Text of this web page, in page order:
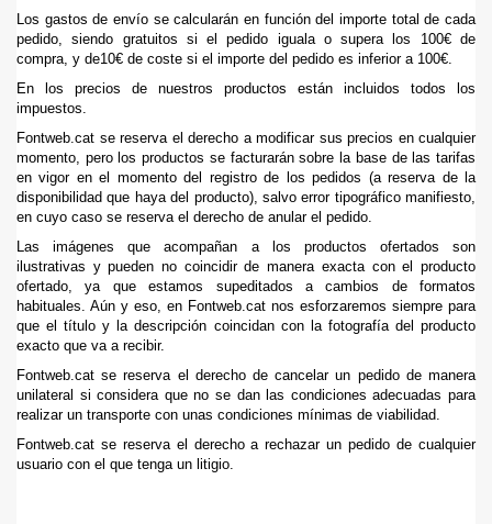
Los gastos de envío se calcularán en función del importe total de cada
pedido, siendo gratuitos si el pedido iguala o supera los 100€ de
compra, y de10€ de coste si el importe del pedido es inferior a 100€.
En los precios de nuestros productos están incluidos todos los
impuestos.
Fontweb.cat se reserva el derecho a modificar sus precios en cualquier
momento, pero los productos se facturarán sobre la base de las tarifas
en vigor en el momento del registro de los pedidos (a reserva de la
disponibilidad que haya del producto), salvo error tipográfico manifiesto,
en cuyo caso se reserva el derecho de anular el pedido.
Las imágenes que acompañan a los productos ofertados son
ilustrativas y pueden no coincidir de manera exacta con el producto
ofertado, ya que estamos supeditados a cambios de formatos
habituales. Aún y eso, en Fontweb.cat nos esforzaremos siempre para
que el título y la descripción coincidan con la fotografía del producto
exacto que va a recibir.
Fontweb.cat se reserva el derecho de cancelar un pedido de manera
unilateral si considera que no se dan las condiciones adecuadas para
realizar un transporte con unas condiciones mínimas de viabilidad.
Fontweb.cat se reserva el derecho a rechazar un pedido de cualquier
usuario con el que tenga un litigio.